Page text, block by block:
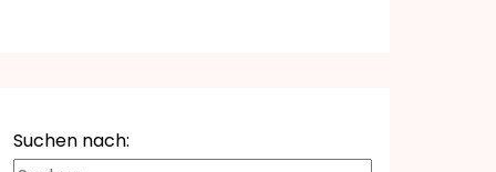
Suchen nach: